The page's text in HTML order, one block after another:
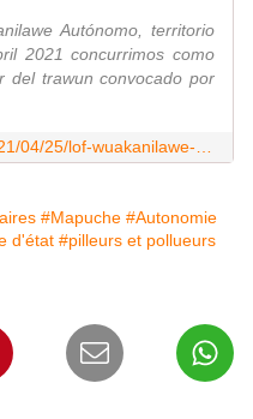
Autónomo, territorio
2021 concurrimos como
del trawun convocado por
#Mapuche #Autonomie
d'état #pilleurs et pollueurs